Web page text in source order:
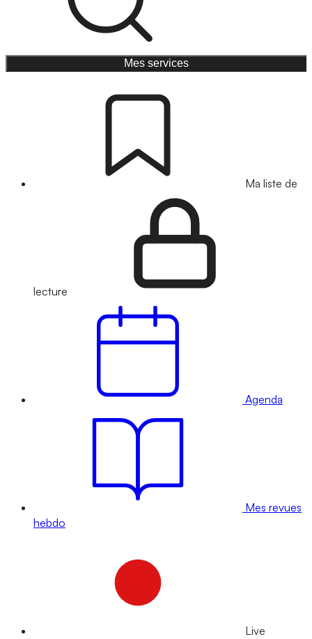
Mes services
Ma liste de
lecture
Agenda
Mes revues
hebdo
Live